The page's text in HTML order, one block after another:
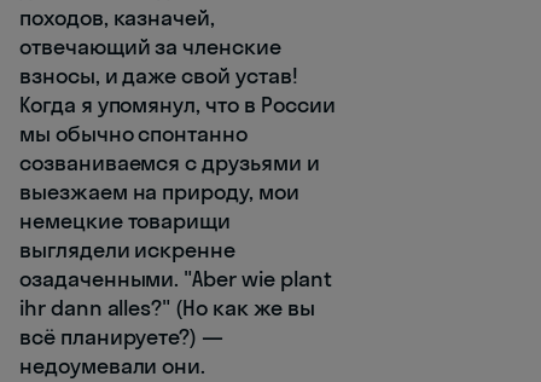
походов, казначей,
отвечающий за членские
взносы, и даже свой устав!
Когда я упомянул, что в России
мы обычно спонтанно
созваниваемся с друзьями и
выезжаем на природу, мои
немецкие товарищи
выглядели искренне
озадаченными. "Aber wie plant
ihr dann alles?" (Но как же вы
всё планируете?) —
недоумевали они.